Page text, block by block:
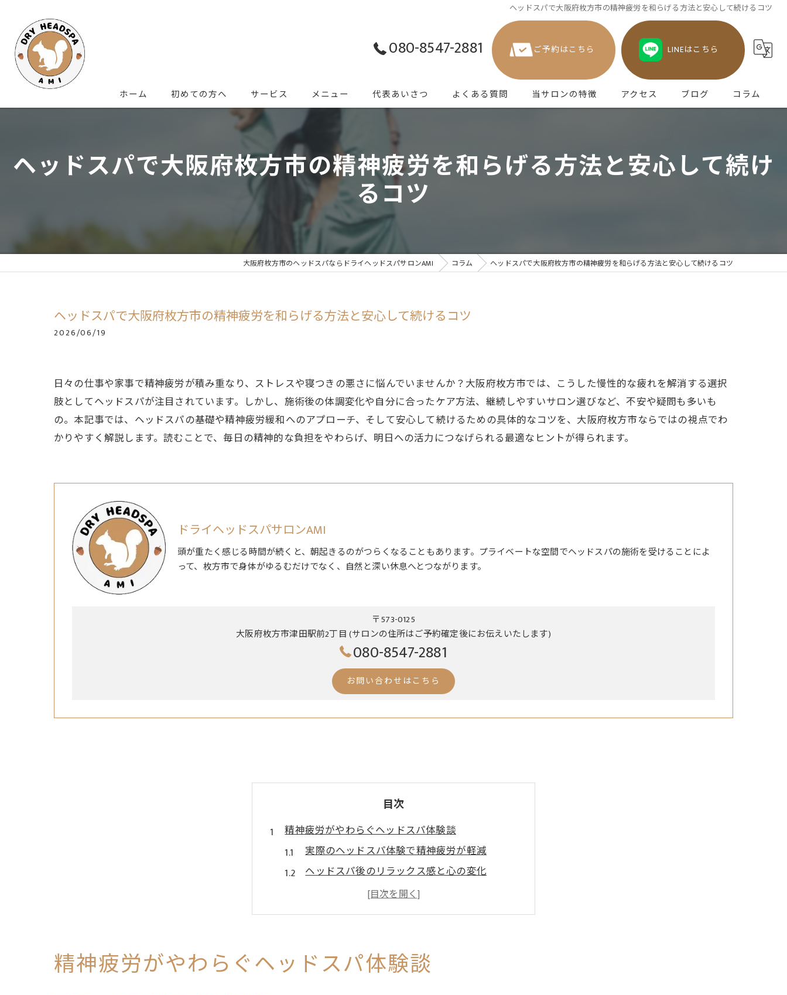
ヘッドスパで大阪府枚方市の精神疲労を和らげる方法と安心して続けるコツ
080-8547-2881 ご予約はこちら LINEはこちら
ホーム 初めての方へ サービス メニュー 代表あいさつ よくある質問 当サロンの特徴
不眠
アクセス ブログ コラム
ヘッドスパで大阪府枚方市の精神疲労を和らげる方法と安心して続け
るコツ
大阪府枚方市のヘッドスパならドライヘッドスパサロンAMI コラム ヘッドスパで大阪府枚方市の精神疲労を和らげる方法と安心して続けるコツ
ヘッドスパで大阪府枚方市の精神疲労を和らげる方法と安心して続けるコツ
2026/06/19
日々の仕事や家事で精神疲労が積み重なり、ストレスや寝つきの悪さに悩んでいませんか？大阪府枚方市では、こうした慢性的な疲れを解消する選択
肢としてヘッドスパが注目されています。しかし、施術後の体調変化や自分に合ったケア方法、継続しやすいサロン選びなど、不安や疑問も多いも
の。本記事では、ヘッドスパの基礎や精神疲労緩和へのアプローチ、そして安心して続けるための具体的なコツを、大阪府枚方市ならではの視点でわ
かりやすく解説します。読むことで、毎日の精神的な負担をやわらげ、明日への活力につなげられる最適なヒントが得られます。
ドライヘッドスパサロンAMI
頭が重たく感じる時間が続くと、朝起きるのがつらくなることもあります。プライベートな空間でヘッドスパの施術を受けることによ
って、枚方市で身体がゆるむだけでなく、自然と深い休息へとつながります。
〒573-0125
大阪府枚方市津田駅前2丁目 (サロンの住所はご予約確定後にお伝えいたします)
080-8547-2881
お問い合わせはこちら
目次
精神疲労がやわらぐヘッドスパ体験談
実際のヘッドスパ体験で精神疲労が軽減
ヘッドスパ後のリラックス感と心の変化
ドライヘッドスパがもたらす自律神経ケア
ヘッドスパ体験者の不眠や頭痛の改善例
大阪府枚方市で見つける心と頭のケア法
ヘッドスパで心と頭の緊張を同時にほぐす
精神疲労がやわらぐヘッドスパ体験談